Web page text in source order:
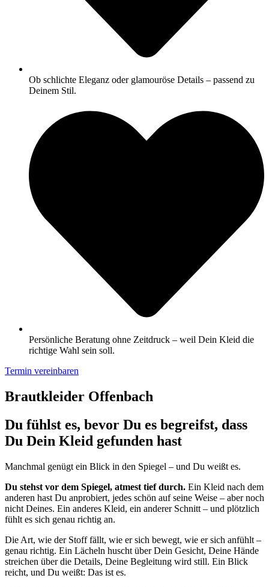
Ob schlichte Eleganz oder glamouröse Details – passend zu
Deinem Stil.
Persönliche Beratung ohne Zeitdruck – weil Dein Kleid die
richtige Wahl sein soll.
Termin vereinbaren
Brautkleider Offenbach
Du fühlst es, bevor Du es begreifst, dass
Du Dein Kleid gefunden hast
Manchmal genügt ein Blick in den Spiegel – und Du weißt es.
Du stehst vor dem Spiegel, atmest tief durch. Ein Kleid nach dem
anderen hast Du anprobiert, jedes schön auf seine Weise – aber noch
nicht Deines. Ein anderes Kleid, ein anderer Schnitt – und plötzlich
fühlt es sich genau richtig an.
Die Art, wie der Stoff fällt, wie er sich bewegt, wie er sich anfühlt –
genau richtig. Ein Lächeln huscht über Dein Gesicht, Deine Hände
streichen über die Details, Deine Begleitung wird still. Ein Blick
reicht, und Du weißt: Das ist es.